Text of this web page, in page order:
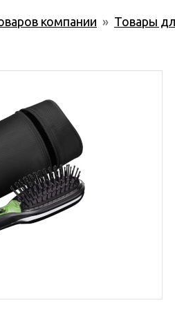
компании » Товары